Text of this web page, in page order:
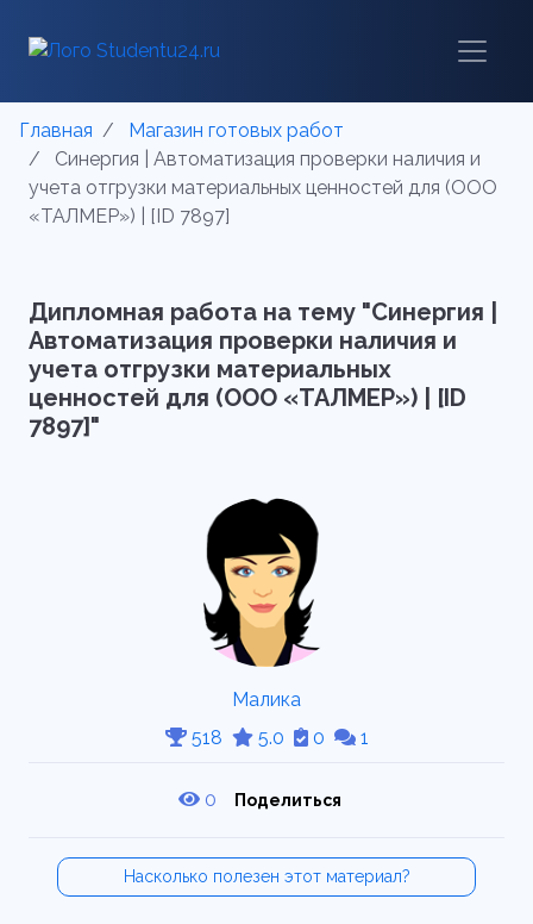
Главная
Магазин готовых работ
Синергия | Автоматизация проверки наличия и
учета отгрузки материальных ценностей для (ООО
«ТАЛМЕР») | [ID 7897]
Дипломная работа на тему "Синергия |
Автоматизация проверки наличия и
учета отгрузки материальных
ценностей для (ООО «ТАЛМЕР») | [ID
7897]"
Малика
518
5.0 0 1
0 Поделиться
Насколько полезен этот материал?